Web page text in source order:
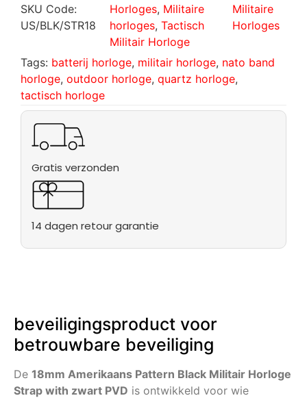
SKU Code:
US/BLK/STR18
Horloges, Militaire
horloges, Tactisch
Militair Horloge
Militaire
Horloges
Tags: batterij horloge, militair horloge, nato band
horloge, outdoor horloge, quartz horloge,
tactisch horloge
Gratis verzonden
14 dagen retour garantie
beveiligingsproduct voor
betrouwbare beveiliging
De 18mm Amerikaans Pattern Black Militair Horloge
Strap with zwart PVD is ontwikkeld voor wie